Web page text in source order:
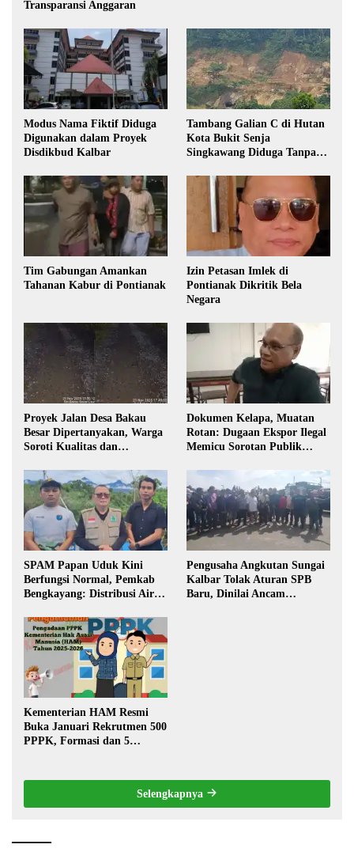
Transparansi Anggaran
Modus Nama Fiktif Diduga
Digunakan dalam Proyek
Disdikbud Kalbar
Tambang Galian C di Hutan
Kota Bukit Senja
Singkawang Diduga Tanpa
Tim Gabungan Amankan
Tahanan Kabur di Pontianak
Izin Petasan Imlek di
Pontianak Dikritik Bela
Negara
Proyek Jalan Desa Bakau
Besar Dipertanyakan, Warga
Soroti Kualitas dan
Pembangunan
Dokumen Kelapa, Muatan
Rotan: Dugaan Ekspor Ilegal
Memicu Sorotan Publik
SPAM Papan Uduk Kini
Berfungsi Normal, Pemkab
Bengkayang: Distribusi Air
Warga
Pengusaha Angkutan Sungai
Kalbar Tolak Aturan SPB
Baru, Dinilai Ancam
Kementerian HAM Resmi
Buka Januari Rekrutmen 500
PPPK, Formasi dan 5
Selengkapnya